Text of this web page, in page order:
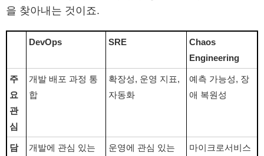
을 찾아내는 것이죠.
DevOps SRE
Chaos
Engineering
주
요
관
심
개발 배포 과정 통
합
확장성, 운영 지표,
자동화
예측 가능성, 장
애 복원성
담 개발에 관심 있는 운영에 관심 있는 마이크로서비스